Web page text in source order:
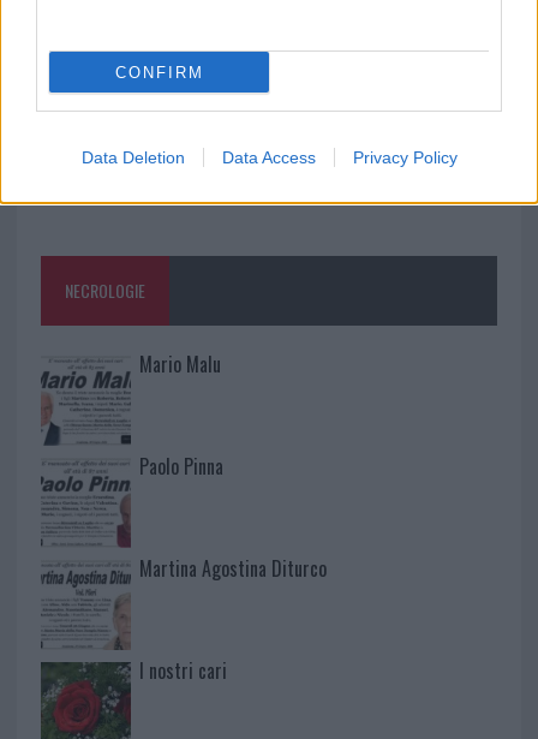
CONFIRM
Data Deletion Data Access Privacy Policy
NECROLOGIE
Mario Malu
Paolo Pinna
Martina Agostina Diturco
I nostri cari